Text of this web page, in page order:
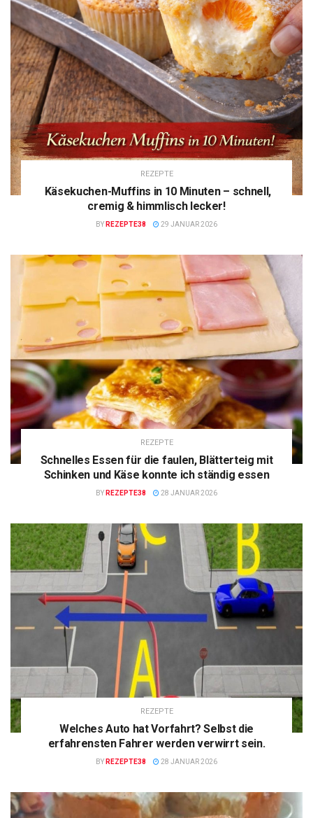
REZEPTE
Käsekuchen-Muffins in 10 Minuten – schnell,
cremig & himmlisch lecker!
BY REZEPTE38 29 JANUAR 2026
REZEPTE
Schnelles Essen für die faulen, Blätterteig mit
Schinken und Käse konnte ich ständig essen
BY REZEPTE38 28 JANUAR 2026
REZEPTE
Welches Auto hat Vorfahrt? Selbst die
erfahrensten Fahrer werden verwirrt sein.
BY REZEPTE38 28 JANUAR 2026